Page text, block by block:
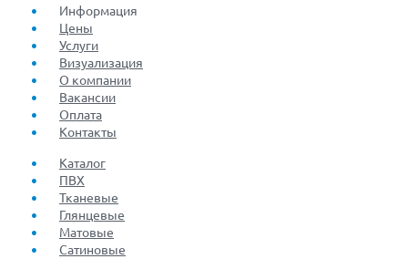
Информация
Цены
Услуги
Визуализация
О компании
Вакансии
Оплата
Контакты
Каталог
ПВХ
Тканевые
Глянцевые
Матовые
Сатиновые